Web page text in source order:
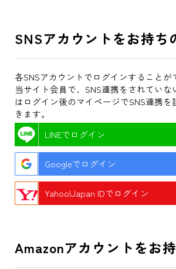
SNSアカウントをお持ち
各SNSアカウントでログインすることが
当サイト会員で、SNS連携をされていな
はログイン後のマイページでSNS連携を
きます。
LINEでログイン
Googleでログイン
Yahoo!Japan IDでログイン
Amazonアカウントをお